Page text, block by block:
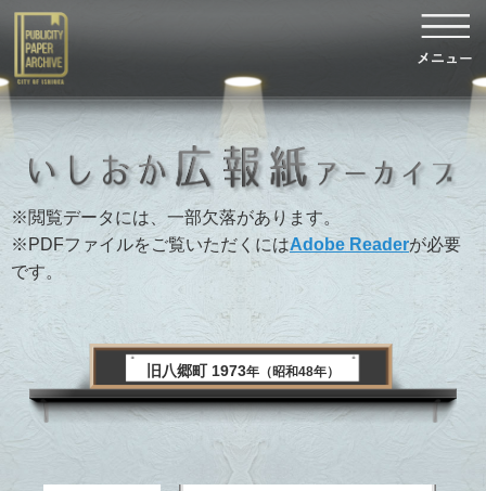
※閲覧データには、一部欠落があります。
※PDFファイルをご覧いただくにはAdobe Readerが必要
です。
旧八郷町 1973年（昭和48年）